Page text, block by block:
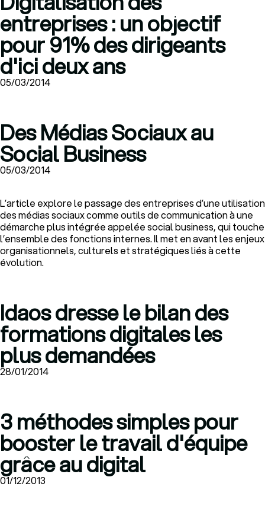
entreprises : un objectif
pour 91% des dirigeants
d'ici deux ans
05/03/2014
Des Médias Sociaux au
Social Business
05/03/2014
L’article explore le passage des entreprises d’une utilisation
des médias sociaux comme outils de communication à une
démarche plus intégrée appelée social business, qui touche
l’ensemble des fonctions internes. Il met en avant les enjeux
organisationnels, culturels et stratégiques liés à cette
évolution.
Idaos dresse le bilan des
formations digitales les
plus demandées
28/01/2014
3 méthodes simples pour
booster le travail d'équipe
grâce au digital
01/12/2013